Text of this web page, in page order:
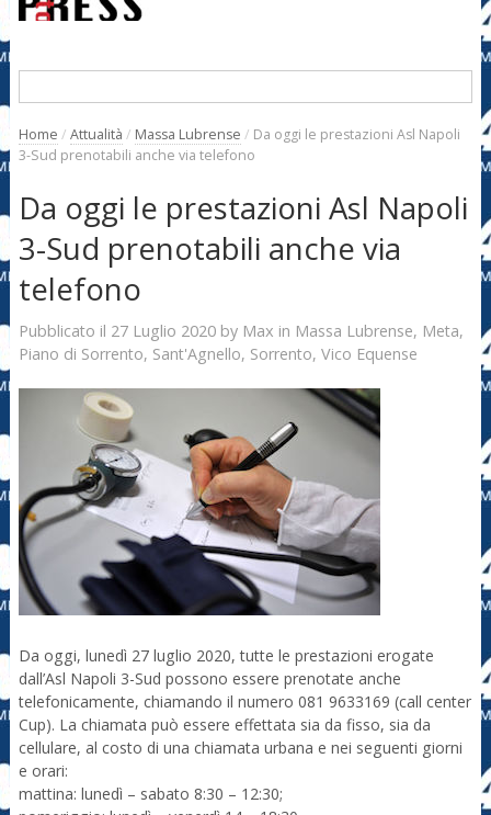
Home / Attualità / Massa Lubrense / Da oggi le prestazioni Asl Napoli
3-Sud prenotabili anche via telefono
Da oggi le prestazioni Asl Napoli
3-Sud prenotabili anche via
telefono
Pubblicato il 27 Luglio 2020by Max in Massa Lubrense, Meta,
Piano di Sorrento, Sant'Agnello, Sorrento, Vico Equense
Da oggi, lunedì 27 luglio 2020, tutte le prestazioni erogate
dall’Asl Napoli 3-Sud possono essere prenotate anche
telefonicamente, chiamando il numero 081 9633169 (call center
Cup). La chiamata può essere effettata sia da fisso, sia da
cellulare, al costo di una chiamata urbana e nei seguenti giorni
e orari:
mattina: lunedì – sabato 8:30 – 12:30;